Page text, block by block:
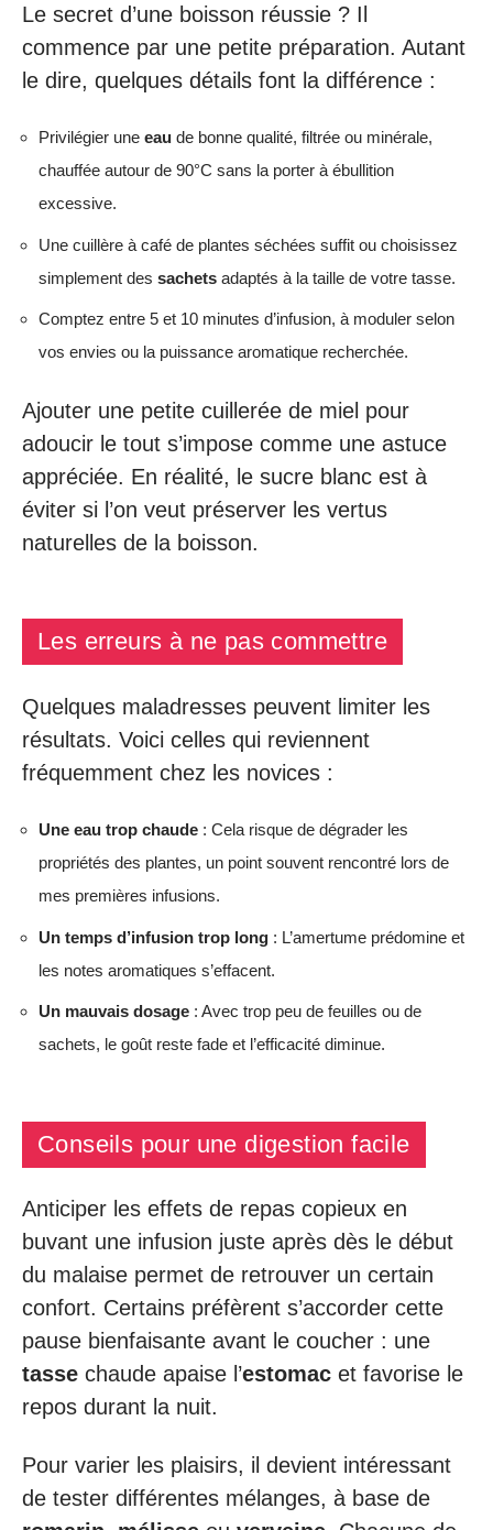
Le secret d’une boisson réussie ? Il
commence par une petite préparation. Autant
le dire, quelques détails font la différence :
Privilégier une eau de bonne qualité, filtrée ou minérale,
chauffée autour de 90°C sans la porter à ébullition
excessive.
Une cuillère à café de plantes séchées suffit ou choisissez
simplement des sachets adaptés à la taille de votre tasse.
Comptez entre 5 et 10 minutes d’infusion, à moduler selon
vos envies ou la puissance aromatique recherchée.
Ajouter une petite cuillerée de miel pour
adoucir le tout s’impose comme une astuce
appréciée. En réalité, le sucre blanc est à
éviter si l’on veut préserver les vertus
naturelles de la boisson.
Les erreurs à ne pas commettre
Quelques maladresses peuvent limiter les
résultats. Voici celles qui reviennent
fréquemment chez les novices :
Une eau trop chaude : Cela risque de dégrader les
propriétés des plantes, un point souvent rencontré lors de
mes premières infusions.
Un temps d’infusion trop long : L’amertume prédomine et
les notes aromatiques s’effacent.
Un mauvais dosage : Avec trop peu de feuilles ou de
sachets, le goût reste fade et l’efficacité diminue.
Conseils pour une digestion facile
Anticiper les effets de repas copieux en
buvant une infusion juste après dès le début
du malaise permet de retrouver un certain
confort. Certains préfèrent s’accorder cette
pause bienfaisante avant le coucher : une
tasse chaude apaise l’estomac et favorise le
repos durant la nuit.
Pour varier les plaisirs, il devient intéressant
de tester différentes mélanges, à base de